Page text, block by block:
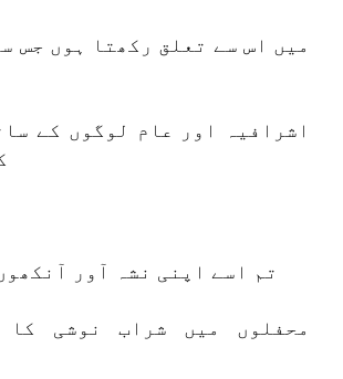
میں اس سے تعلق رکھتا ہوں جس
اشرافیہ اور عام لوگوں کے
تم اسے اپنی نشہ آور
محفلوں میں شراب نوشی کا